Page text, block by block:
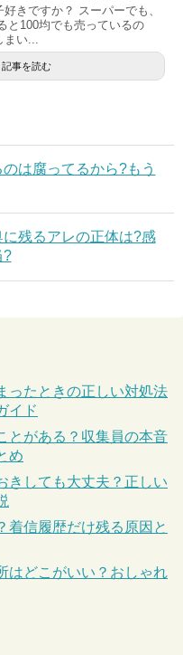
きですか？ スーパーでも、
と100均でも売っているの
い...
記事を読む
は腐ってるから?もう
残るアレの正体は?感
?
ったときの正しい対処法
イド
とがある？収集員の本音
め
きしても大丈夫？正しい
着信履歴だけ残る原因と
はどこがいい？おしゃれ